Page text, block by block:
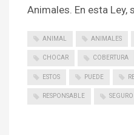
Animales. En esta Ley,
ANIMAL ANIMALES
CHOCAR COBERTURA
ESTOS PUEDE
RESPONSABLE SEGURO